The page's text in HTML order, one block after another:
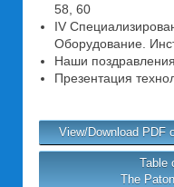
58, 60
IV
Оборудование.
Наши
Презентация
View/Download PDF
Table
The